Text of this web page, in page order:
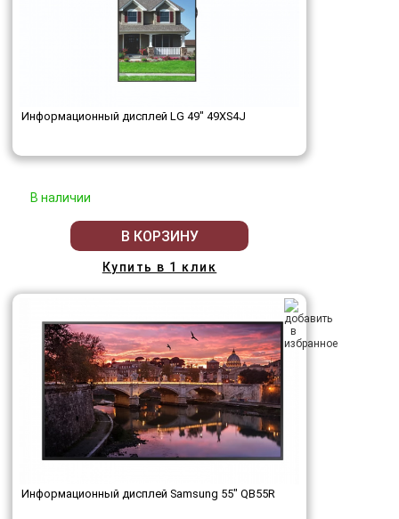
Информационный дисплей LG 49" 49XS4J
В наличии
В КОРЗИНУ
Купить в 1 клик
Информационный дисплей Samsung 55" QB55R